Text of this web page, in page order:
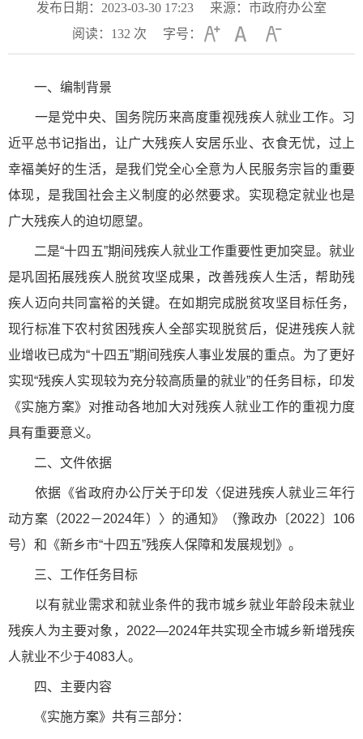
发布日期：2023-03-30 17:23
来源：市政府办公室
阅读： 132 次 字号：
一、编制背景
一是党中央、国务院历来高度重视残疾人就业工作。习
近平总书记指出，让广大残疾人安居乐业、衣食无忧，过上
幸福美好的生活，是我们党全心全意为人民服务宗旨的重要
体现，是我国社会主义制度的必然要求。实现稳定就业也是
广大残疾人的迫切愿望。
二是“十四五”期间残疾人就业工作重要性更加突显。就业
是巩固拓展残疾人脱贫攻坚成果，改善残疾人生活，帮助残
疾人迈向共同富裕的关键。在如期完成脱贫攻坚目标任务，
现行标准下农村贫困残疾人全部实现脱贫后，促进残疾人就
业增收已成为“十四五”期间残疾人事业发展的重点。为了更好
实现“残疾人实现较为充分较高质量的就业”的任务目标，印发
《实施方案》对推动各地加大对残疾人就业工作的重视力度
具有重要意义。
二、文件依据
依据《省政府办公厅关于印发〈促进残疾人就业三年行
动方案（2022－2024年）〉的通知》（豫政办〔2022〕106
号）和《新乡市“十四五”残疾人保障和发展规划》。
三、工作任务目标
以有就业需求和就业条件的我市城乡就业年龄段未就业
残疾人为主要对象，2022—2024年共实现全市城乡新增残疾
人就业不少于4083人。
四、主要内容
《实施方案》共有三部分：